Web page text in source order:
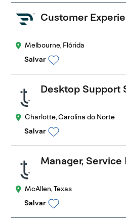
Customer
Melbourne, Flórida
Salvar
Desktop Support
Charlotte, Carolina do Norte
Salvar
Manager, Service
McAllen, Texas
Salvar